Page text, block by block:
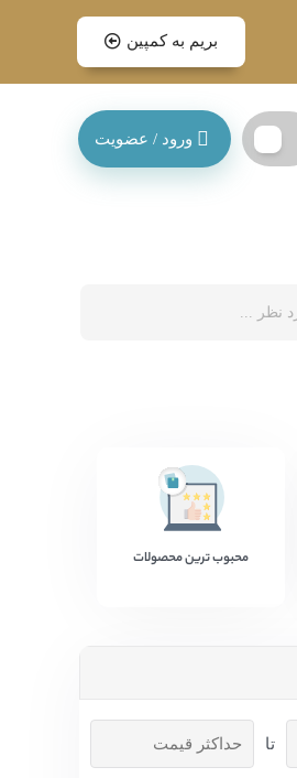
بریم به کمپین
ورود / عضویت
محبوب ترین محصولات
تا